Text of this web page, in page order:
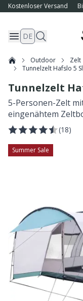
Kostenloser Versand
DE
Outdoor Zelt
Tunnelzelt Hafslo 5
Tunnelzelt
5-Personen-Zelt
eingenähtem
(18)
Summer Sale